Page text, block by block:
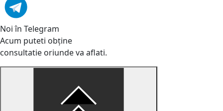
Noi în Telegram
Acum puteti obține
consultatie oriunde va aflati.